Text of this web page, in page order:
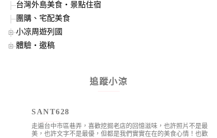
台灣外島美食‧景點住宿
團購、宅配美食
小凉周遊列國
體驗‧邀稿
追蹤小涼
SANT628
走遍台中市區巷弄，喜歡挖掘老店的回憶滋味，也許照片不是最
美，也許文字不是最優，但都是我們實實在在的美食心情！也歡